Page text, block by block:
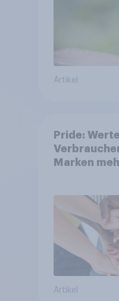
Artikel
Pride:
Marken
Artikel